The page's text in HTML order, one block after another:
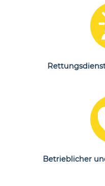
Betrieblicher